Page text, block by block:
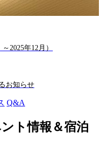
2025年12月）
お知らせ
Q&A
ト情報＆宿泊